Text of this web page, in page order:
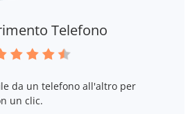
Telefono
da un telefono all'altro per
un clic.